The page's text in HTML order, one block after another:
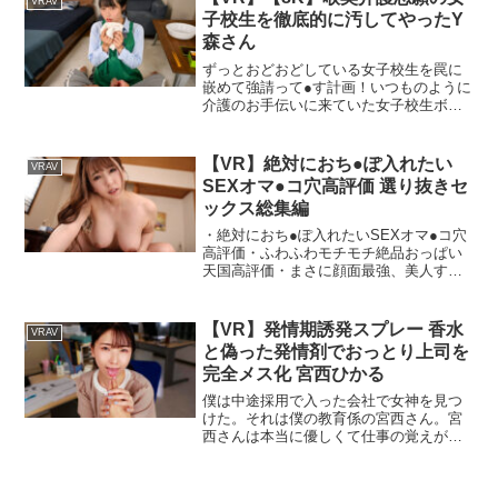
子校生を徹底的に汚してやったY
森さん
ずっとおどおどしている女子校生を罠に
嵌めて強請って●す計画！いつものように
介護のお手伝いに来ていた女子校生ボラ
たちんちんを指差す。彼女は「えっ？こ
んなこと授業で聞いていないんですけ
ど…」。突然の性処理提案に戸惑うが、
そこまで抵抗もないようなのでイラマチ
オをさせると…。こんな展開想像してな
かっただろうに、ボクに犯●れながら涙目
に なりながらも興奮していく彼女。見た
目通りのどMさんは本当の天使だった。
VRAV
【VR】絶対におち●ぽ入れたい
SEXオマ●コ穴高評価 選り抜きセ
ックス総集編
・絶対におち●ぽ入れたいSEXオマ●コ穴
高評価・ふわふわモチモチ絶品おっぱい
天国高評価・まさに顔面最強、美人すぎ
が大集合！至高のエロシーン300分！まさ
にオナニー特化！
VRAV
【VR】発情期誘発スプレー 香水
と偽った発情剤でおっとり上司を
完全メス化 宮西ひかる
僕は中途採用で入った会社で女神を見つ
けた。それは僕の教育係の宮西さん。宮
西さんは本当に優しくて仕事の覚えが悪